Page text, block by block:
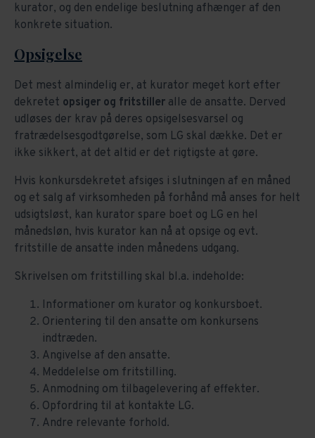
kurator, og den endelige beslutning afhænger af den
konkrete situation.
Opsigelse
Det mest almindelig er, at kurator meget kort efter
dekretet opsiger og fritstiller alle de ansatte. Derved
udløses der krav på deres opsigelsesvarsel og
fratrædelsesgodtgørelse, som LG skal dække. Det er
ikke sikkert, at det altid er det rigtigste at gøre.
Hvis konkursdekretet afsiges i slutningen af en måned
og et salg af virksomheden på forhånd må anses for helt
udsigtsløst, kan kurator spare boet og LG en hel
månedsløn, hvis kurator kan nå at opsige og evt.
fritstille de ansatte inden månedens udgang.
Skrivelsen om fritstilling skal bl.a. indeholde:
Informationer om kurator og konkursboet.
Orientering til den ansatte om konkursens
indtræden.
Angivelse af den ansatte.
Meddelelse om fritstilling.
Anmodning om tilbagelevering af effekter.
Opfordring til at kontakte LG.
Andre relevante forhold.